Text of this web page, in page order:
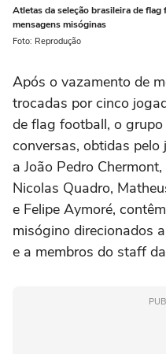
Atletas da seleção brasileira de
mensagens misóginas
Foto: Reprodução
Após o vazamento de
trocadas por cinco
de flag football, o
conversas, obtidas pelo
a João Pedro
Nicolas Quadro,
e Felipe Aymoré,
misógino direcionados
e a membros do staff